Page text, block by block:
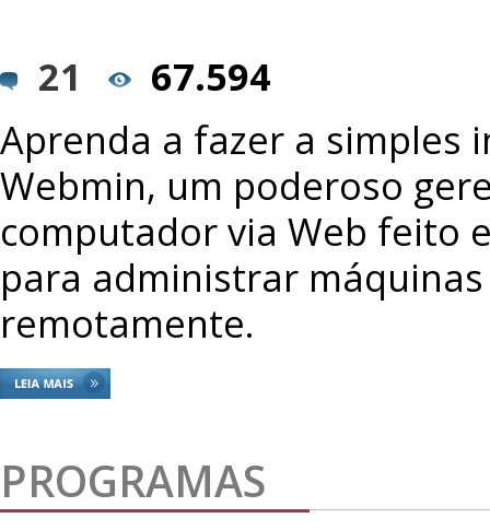
21
67.594
Aprenda a fazer a simples
Webmin, um poderoso
computador via Web feito
para administrar
remotamente.
PROGRAMAS